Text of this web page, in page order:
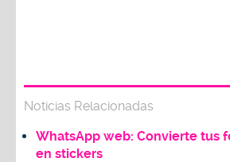
Noticias Relacionadas
WhatsApp web: Convierte tus
en stickers